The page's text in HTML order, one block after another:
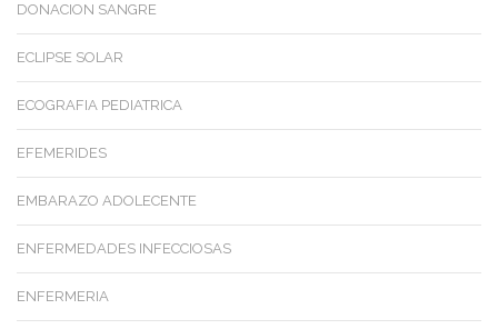
DONACION SANGRE
ECLIPSE SOLAR
ECOGRAFIA PEDIATRICA
EFEMERIDES
EMBARAZO ADOLECENTE
ENFERMEDADES INFECCIOSAS
ENFERMERIA